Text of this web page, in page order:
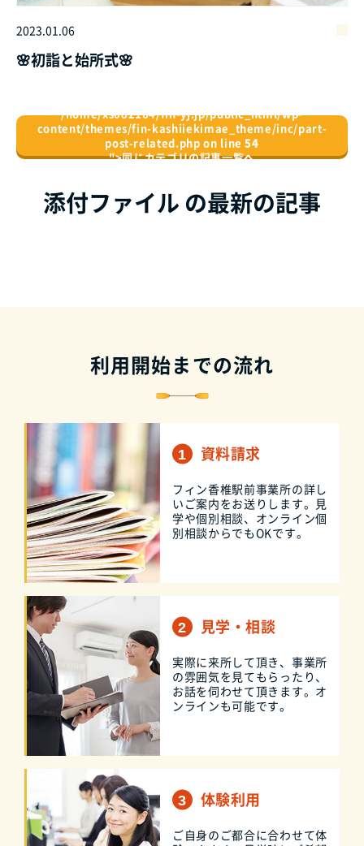
2023.01.06
🌸初詣と始所式🌸
/home/xs082164/fin-yj.jp/public_html/wp-
content/themes/fin-kashiiekimae_theme/inc/part-
post-related.php on line54
">同じカテゴリの記事⼀覧へ
添付ファイル の最新の記事
利用開始までの流れ
資料請求
フィン香椎駅前事業所の詳し
いご案内をお送りします。見
学や個別相談、オンライン個
別相談からでもOKです。
見学・相談
実際に来所して頂き、事業所
の雰囲気を見てもらったり、
お話を伺わせて頂きます。オ
ンラインも可能です。
体験利用
ご自身のご都合に合わせて体